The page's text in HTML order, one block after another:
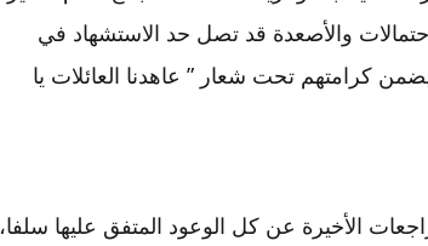
والأصعدة قد تصل حد الاستشهاد في
كرامتهم تحت شعار ” عاهدنا العائلات يا
الأخيرة عن كل الوعود المتفق عليها سلفا،